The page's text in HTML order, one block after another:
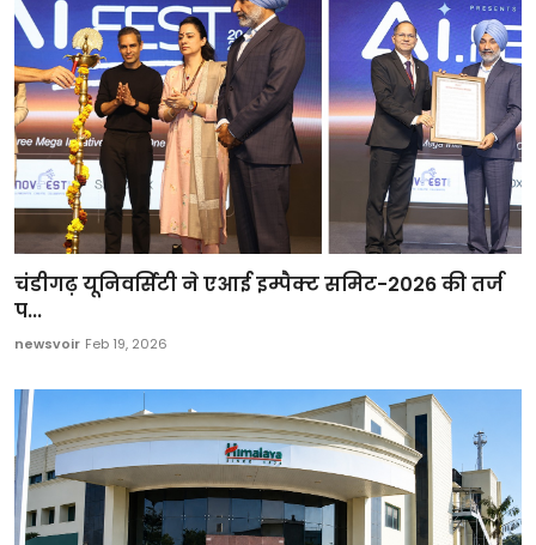
चंडीगढ़ यूनिवर्सिटी ने एआई इम्पैक्ट समिट-2026 की तर्ज
प...
newsvoir Feb 19, 2026